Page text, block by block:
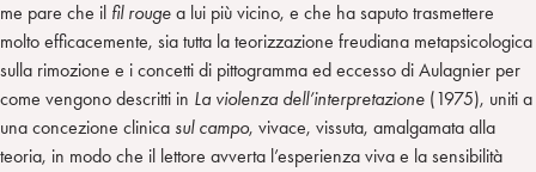
me pare che il fil rouge a lui più vicino, e che ha saputo trasmettere
molto efficacemente, sia tutta la teorizzazione freudiana metapsicologica
sulla rimozione e i concetti di pittogramma ed eccesso di Aulagnier per
come vengono descritti in La violenza dell’interpretazione (1975), uniti a
una concezione clinica sul campo, vivace, vissuta, amalgamata alla
teoria, in modo che il lettore avverta l’esperienza viva e la sensibilità